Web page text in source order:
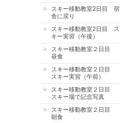
スキー移動教室2日目 宿
舎に戻り
スキー移動教室2日目 ス
キー実習（午後）
スキー移動教室２日目
昼食
スキー移動教室２日目
スキー実習（午前）
スキー移動教室２日目
スキー場で記念写真
スキー移動教室２日目
朝食